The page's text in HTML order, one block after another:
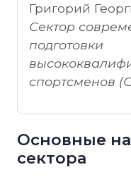
Григорий
Сектор
подготовки
спортсменов
Основные
сектора